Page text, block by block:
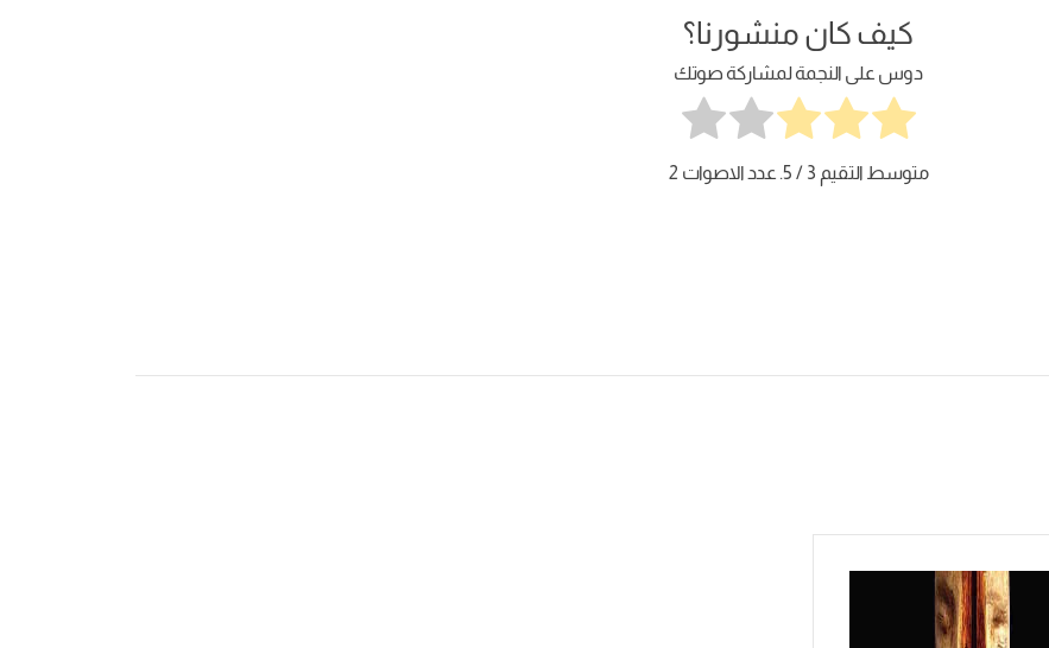
كيف كان منشورنا؟
دوس على النجمة لمشاركة صوتك
متوسط التقيم 3 / 5. عدد الاصوات 2